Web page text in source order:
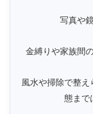
写真や
金縛りや家族間
風水や掃除で整
態まで